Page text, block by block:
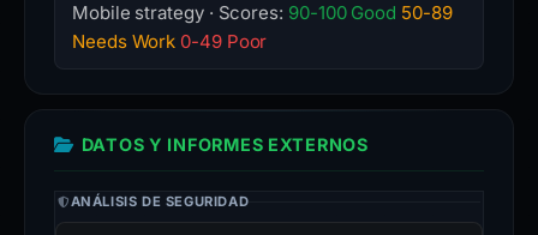
Mobile strategy · Scores: 90-100 Good 50-89
Needs Work 0-49 Poor
DATOS Y INFORMES EXTERNOS
ANÁLISIS DE SEGURIDAD